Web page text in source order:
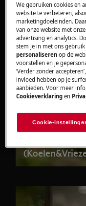
We gebruiken cookies en
website te verbeteren,
marketingdoeleinden.
van onze website met
advertising en analytics.
stem je in met ons
personaliseren op de
voorstellen en je
‘Verder zonder
invloed hebben op je
aanbieden. Voor meer
Cookieverklaring en
Cookie-